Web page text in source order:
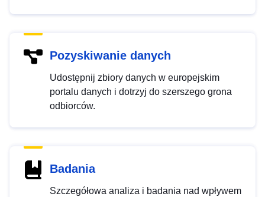
Pozyskiwanie danych
Udostępnij zbiory danych w europejskim
portalu danych i dotrzyj do szerszego grona
odbiorców.
Badania
Szczegółowa analiza i badania nad wpływem